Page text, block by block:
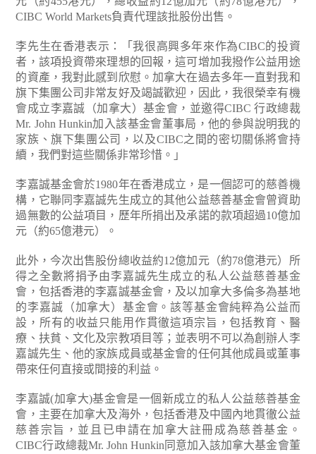
CIBC World Markets負責代理該批股份出售。
李先生在香港表示：「我很高興多年來作為CIBC的投資
者，該項投資帶來理想的回報，這可增加我撥作公益用途
的資產，我對此感到欣慰。加拿大在過去多年一直對我和
旗下集團公司非常友好及竭誠歡迎，因此，我很榮幸有機
會成立李嘉誠（加拿大）基金會，並邀得CIBC 行政總裁
Mr. John Hunkin加入該基金會董事局，他的參與說明我的
家族、旗下集團公司，以及CIBC之間的密切關係將會持
續，我們對這些關係非常珍惜。」
李嘉誠基金會於1980年在香港成立，是一個認可的慈善機
構，它聯同李嘉誠先生成立的其他公益慈善基金會曾資助
過無數的公益項目，歷年所捐出及承諾的款項超過10億加
元（約65億港元）。
此外，今次出售股份總收益約12億加元（約78億港元）所
得之全數將捐予由李嘉誠先生成立的私人公益慈善基金
會，包括香港的李嘉誠基金會，及以加拿大多倫多為基地
的李嘉誠（加拿大）基金會。該等基金會純粹為公益而
設，所有的收益只能用作貫徹這項宗旨，包括教育、醫
療、扶貧、文化及宗教項目等；並表明不可以為創辦人李
嘉誠先生、他的家族成員或基金會的任何其他成員或董事
帶來任何直接或間接的利益。
李嘉誠(加拿大)基金會是一個新成立的私人公益慈善基金
會，主要在加拿大及海外，包括香港及中國內地貫徹公益
慈善宗旨，並且已申請在加拿大註冊成為慈善基金。
CIBC行政總裁Mr. John Hunkin同意加入該加拿大基金會董